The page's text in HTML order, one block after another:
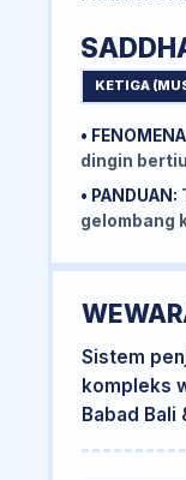
KETIGA
•
dingin
• PANDUAN:
gelombang
Sistem
kompleks
Babad Bali